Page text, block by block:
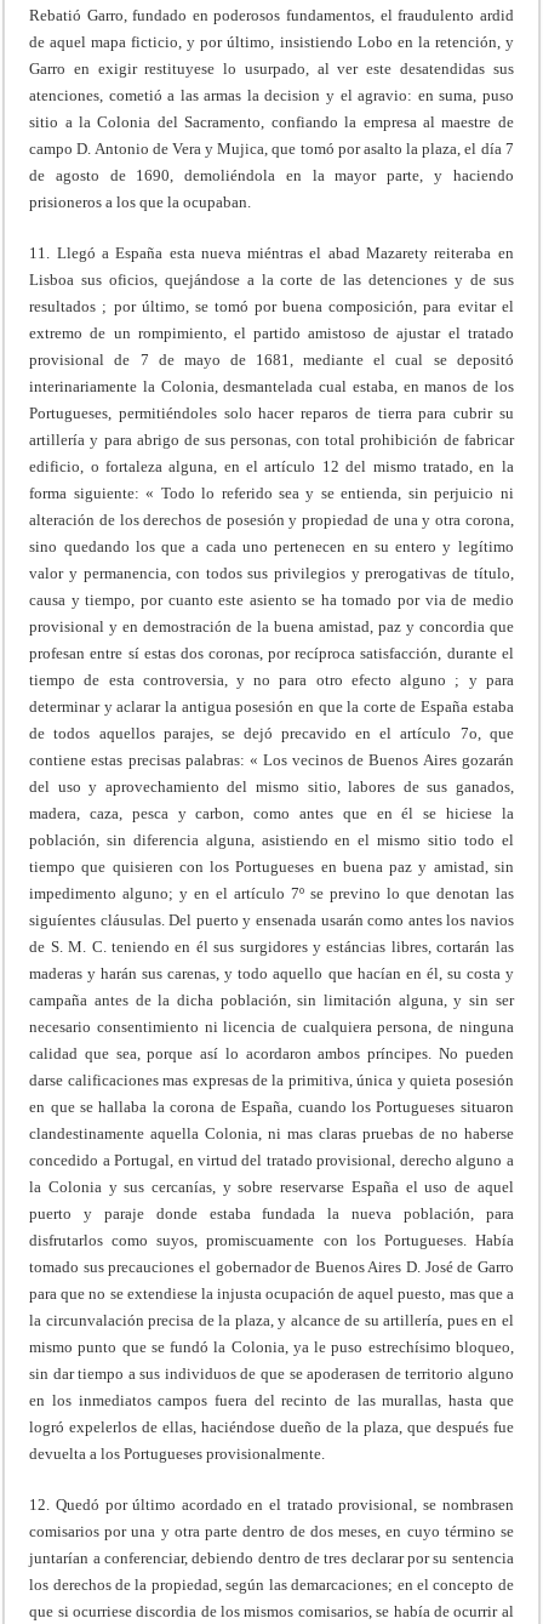
Rebatió Garro, fundado en poderosos fundamentos, el fraudulento ardid
de aquel mapa ficticio, y por último, insistiendo Lobo en la retención, y
Garro en exigir restituyese lo usurpado, al ver este desatendidas sus
atenciones, cometió a las armas la decision y el agravio: en suma, puso
sitio a la Colonia del Sacramento, confiando la empresa al maestre de
campo D. Antonio de Vera y Mujica, que tomó por asalto la plaza, el día 7
de agosto de 1690, demoliéndola en la mayor parte, y haciendo
prisioneros a los que la ocupaban.
11. Llegó a España esta nueva miéntras el abad Mazarety reiteraba en
Lisboa sus oficios, quejándose a la corte de las detenciones y de sus
resultados ; por último, se tomó por buena composición, para evitar el
extremo de un rompimiento, el partido amistoso de ajustar el tratado
provisional de 7 de mayo de 1681, mediante el cual se depositó
interinariamente la Colonia, desmantelada cual estaba, en manos de los
Portugueses, permitiéndoles solo hacer reparos de tierra para cubrir su
artillería y para abrigo de sus personas, con total prohibición de fabricar
edificio, o fortaleza alguna, en el artículo 12 del mismo tratado, en la
forma siguiente: « Todo lo referido sea y se entienda, sin perjuicio ni
alteración de los derechos de posesión y propiedad de una y otra corona,
sino quedando los que a cada uno pertenecen en su entero y legítimo
valor y permanencia, con todos sus privilegios y prerogativas de título,
causa y tiempo, por cuanto este asiento se ha tomado por via de medio
provisional y en demostración de la buena amistad, paz y concordia que
profesan entre sí estas dos coronas, por recíproca satisfacción, durante el
tiempo de esta controversia, y no para otro efecto alguno ; y para
determinar y aclarar la antigua posesión en que la corte de España estaba
de todos aquellos parajes, se dejó precavido en el artículo 7o, que
contiene estas precisas palabras: « Los vecinos de Buenos Aires gozarán
del uso y aprovechamiento del mismo sitio, labores de sus ganados,
madera, caza, pesca y carbon, como antes que en él se hiciese la
población, sin diferencia alguna, asistiendo en el mismo sitio todo el
tiempo que quisieren con los Portugueses en buena paz y amistad, sin
impedimento alguno; y en el artículo 7º se previno lo que denotan las
siguíentes cláusulas. Del puerto y ensenada usarán como antes los navios
de S. M. C. teniendo en él sus surgidores y estáncias libres, cortarán las
maderas y harán sus carenas, y todo aquello que hacían en él, su costa y
campaña antes de la dicha población, sin limitación alguna, y sin ser
necesario consentimiento ni licencia de cualquiera persona, de ninguna
calidad que sea, porque así lo acordaron ambos príncipes. No pueden
darse calificaciones mas expresas de la primitiva, única y quieta posesión
en que se hallaba la corona de España, cuando los Portugueses situaron
clandestinamente aquella Colonia, ni mas claras pruebas de no haberse
concedido a Portugal, en virtud del tratado provisional, derecho alguno a
la Colonia y sus cercanías, y sobre reservarse España el uso de aquel
puerto y paraje donde estaba fundada la nueva población, para
disfrutarlos como suyos, promiscuamente con los Portugueses. Había
tomado sus precauciones el gobernador de Buenos Aires D. José de Garro
para que no se extendiese la injusta ocupación de aquel puesto, mas que a
la circunvalación precisa de la plaza, y alcance de su artillería, pues en el
mismo punto que se fundó la Colonia, ya le puso estrechísimo bloqueo,
sin dar tiempo a sus individuos de que se apoderasen de territorio alguno
en los inmediatos campos fuera del recinto de las murallas, hasta que
logró expelerlos de ellas, haciéndose dueño de la plaza, que después fue
devuelta a los Portugueses provisionalmente.
12. Quedó por último acordado en el tratado provisional, se nombrasen
comisarios por una y otra parte dentro de dos meses, en cuyo término se
juntarían a conferenciar, debiendo dentro de tres declarar por su sentencia
los derechos de la propiedad, según las demarcaciones; en el concepto de
que si ocurriese discordia de los mismos comisarios, se había de ocurrir al